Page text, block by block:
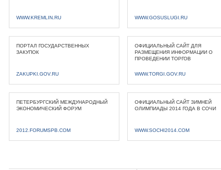
WWW.KREMLIN.RU WWW.GOSUSLUGI.RU
ПОРТАЛ ГОСУДАРСТВЕННЫХ
ЗАКУПОК
ZAKUPKI.GOV.RU
ОФИЦИАЛЬНЫЙ САЙТ ДЛЯ
РАЗМЕЩЕНИЯ ИНФОРМАЦИИ О
ПРОВЕДЕНИИ ТОРГОВ
WWW.TORGI.GOV.RU
ПЕТЕРБУРГСКИЙ МЕЖДУНАРОДНЫЙ
ЭКОНОМИЧЕСКИЙ ФОРУМ
2012.FORUMSPB.COM
ОФИЦИАЛЬНЫЙ САЙТ ЗИМНЕЙ
ОЛИМПИАДЫ 2014 ГОДА В СОЧИ
WWW.SOCHI2014.COM